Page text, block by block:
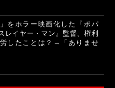
」をホラー映画化した『ポパ
レイヤー・マン』監督、権利
したことは？→「ありませ